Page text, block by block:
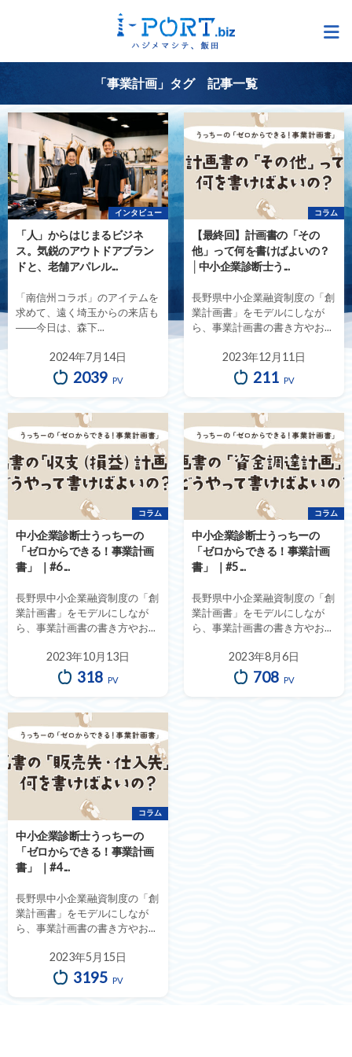
「事業計画」タグ 記事一覧
インタビュー
「人」からはじまるビジネ
ス。気鋭のアウトドアブラン
ドと、老舗アパレル...
「南信州コラボ」のアイテムを
求めて、遠く埼玉からの来店も
――今日は、森下...
2024年7月14日
2039 PV
コラム
【最終回】計画書の「その
他」って何を書けばよいの？
│中小企業診断士う...
長野県中小企業融資制度の「創
業計画書」をモデルにしなが
ら、事業計画書の書き方やお...
2023年12月11日
211 PV
コラム
中小企業診断士うっちーの
「ゼロからできる！事業計画
書」 ｜#6 ...
長野県中小企業融資制度の「創
業計画書」をモデルにしなが
ら、事業計画書の書き方やお...
2023年10月13日
318 PV
コラム
中小企業診断士うっちーの
「ゼロからできる！事業計画
書」 ｜#5 ...
長野県中小企業融資制度の「創
業計画書」をモデルにしなが
ら、事業計画書の書き方やお...
2023年8月6日
708 PV
コラム
中小企業診断士うっちーの
「ゼロからできる！事業計画
書」 ｜#4 ...
長野県中小企業融資制度の「創
業計画書」をモデルにしなが
ら、事業計画書の書き方やお...
2023年5月15日
3195 PV